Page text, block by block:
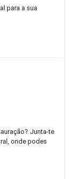
para a sua
Junta-te
onde podes